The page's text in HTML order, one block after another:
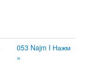
053 Najm I Нажм
»